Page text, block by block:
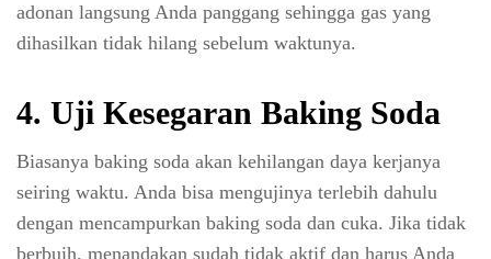
adonan langsung Anda panggang sehingga gas yang
dihasilkan tidak hilang sebelum waktunya.
4. Uji Kesegaran Baking Soda
Biasanya baking soda akan kehilangan daya kerjanya
seiring waktu. Anda bisa mengujinya terlebih dahulu
dengan mencampurkan baking soda dan cuka. Jika tidak
berbuih, menandakan sudah tidak aktif dan harus Anda